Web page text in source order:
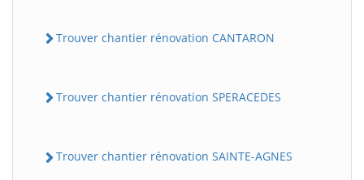
Trouver chantier rénovation CANTARON
Trouver chantier rénovation SPERACEDES
Trouver chantier rénovation SAINTE-AGNES